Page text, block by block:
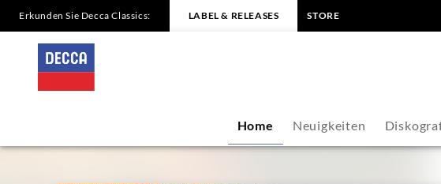
Andreas
Scholl
Übersicht
Erkunden Sie Decca Classics: LABEL & RELEASES STORE
Home Neuigkeiten